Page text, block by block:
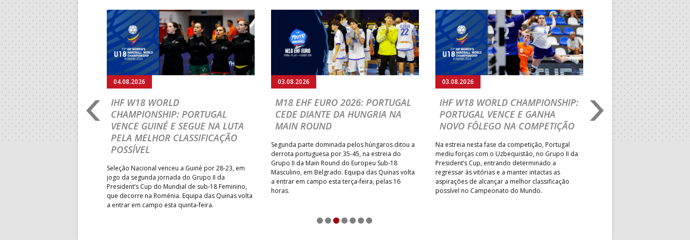
2026: PORTUGAL
COM UMA
04.08.2026
IHF W18 WORLD
CHAMPIONSHIP: PORTUGAL
VENCE GUINÉ E SEGUE NA LUTA
PELA MELHOR CLASSIFICAÇÃO
POSSÍVEL
Seleção Nacional venceu a Guiné por 28-23, em
jogo da segunda jornada do Grupo II da
President’s Cup do Mundial de sub-18 Feminino,
que decorre na Roménia. Equipa das Quinas volta
a entrar em campo esta quinta-feira.
03.08.2026
M18 EHF EURO 2026: PORTUGAL
CEDE DIANTE DA HUNGRIA NA
MAIN ROUND
Segunda parte dominada pelos húngaros ditou a
derrota portuguesa por 35-45, na estreia do
Grupo II da Main Round do Europeu Sub-18
Masculino, em Belgrado. Equipa das Quinas volta
a entrar em campo esta terça-feira, pelas 16
horas.
03.08.2026
IHF W18 WORLD CHAMPIONSHIP:
PORTUGAL VENCE E GANHA
NOVO FÔLEGO NA COMPETIÇÃO
Na estreia nesta fase da competição, Portugal
mediu forças com o Uzbequistão, no Grupo II da
President’s Cup, entrando determinado a
regressar às vitórias e a manter intactas as
aspirações de alcançar a melhor classificação
possível no Campeonato do Mundo.
02.08.2026
FASE FINAL DE
PRAIA: EFE – OS
EM DOSE DUPLA E
EQUIPAS
Anterior Seguinte
1 2 3 4 5 6 7